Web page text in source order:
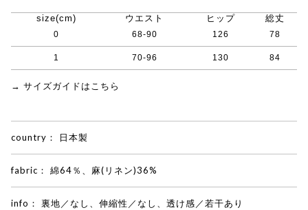
size(cm) ウエスト ヒップ 総丈
0 68-90 126 78
1 70-96 130 84
→ サイズガイドはこちら
country： 日本製
fabric： 綿64％、麻(リネン)36%
info： 裏地／なし、伸縮性／なし、透け感／若干あり